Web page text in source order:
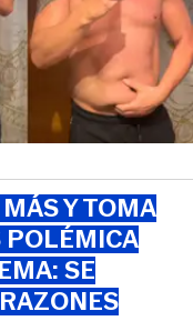
Y TOMA
POLÉMICA
SE